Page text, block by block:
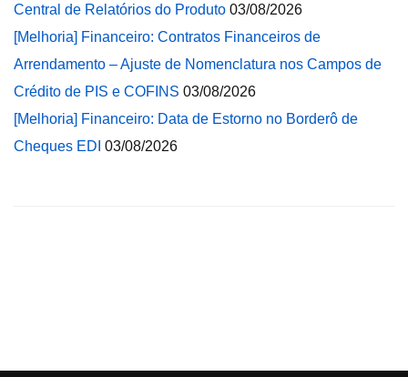
Central de Relatórios do Produto 03/08/2026
[Melhoria] Financeiro: Contratos Financeiros de
Arrendamento – Ajuste de Nomenclatura nos Campos de
Crédito de PIS e COFINS 03/08/2026
[Melhoria] Financeiro: Data de Estorno no Borderô de
Cheques EDI 03/08/2026